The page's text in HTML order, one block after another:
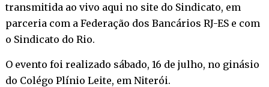
transmitida ao vivo aqui no site do Sindicato, em
parceria com a Federação dos Bancários RJ-ES e com
o Sindicato do Rio.
O evento foi realizado sábado, 16 de julho, no ginásio
do Colégo Plínio Leite, em Niterói.